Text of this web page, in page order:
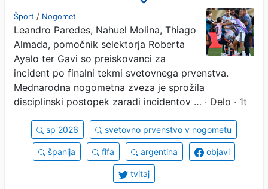
Argentince in Španca
Šport / Nogomet
Leandro Paredes, Nahuel Molina, Thiago
Almada, pomočnik selektorja Roberta
Ayalo ter Gavi so preiskovanci za
incident po finalni tekmi svetovnega prvenstva.
Mednarodna nogometna zveza je sprožila
disciplinski postopek zaradi incidentov … · Delo · 1t
sp 2026 svetovno prvenstvo v nogometu
španija fifa argentina objavi
tvitaj